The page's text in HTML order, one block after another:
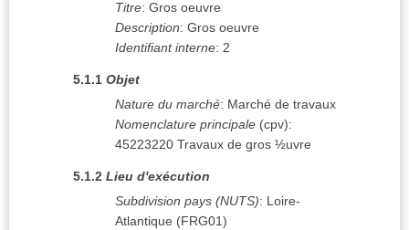
Titre: Gros oeuvre
Description: Gros oeuvre
Identifiant interne: 2
5.1.1 Objet
Nature du marché: Marché de travaux
Nomenclature principale (cpv):
45223220 Travaux de gros ½uvre
5.1.2 Lieu d'exécution
Subdivision pays (NUTS): Loire-
Atlantique (FRG01)